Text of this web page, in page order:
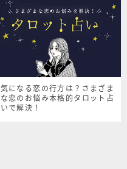
気になる恋の行方は？さまざま
な恋のお悩み本格的タロット占
いで解決！